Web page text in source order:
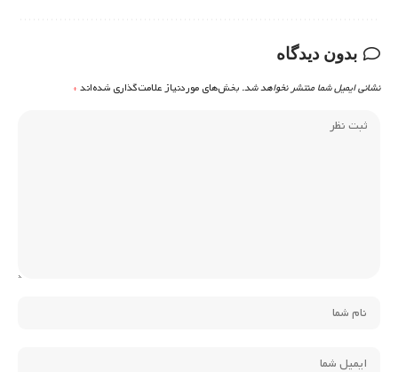
بدون دیدگاه
نشانی ایمیل شما منتشر نخواهد شد. بخش‌های موردنیاز علامت‌گذاری شده‌اند*